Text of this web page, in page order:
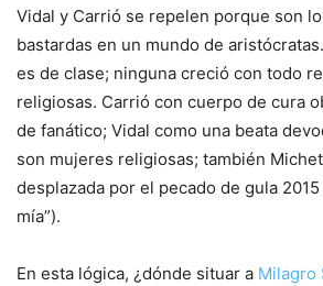
Vidal y Carrió se repelen porque son
bastardas en un mundo de
es de clase; ninguna creció con todo
religiosas. Carrió con cuerpo de cura
de fanático; Vidal como una beata
son mujeres religiosas; también
desplazada por el pecado de gula 2015
mía”).
En esta lógica, ¿dónde situar a Milagro